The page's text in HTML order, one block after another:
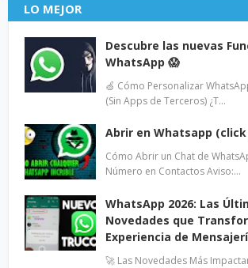
LO MEJOR
Descubre las nuevas
WhatsApp 😱
🍏 Cómo Personalizar
(Sin Apps de Terceros) ¿T…
Abrir en Whatsapp
Cómo Abrir un Chat de
Número en Contactos Aviso:…
WhatsApp 2026: Las
Novedades que
Experiencia de
🚀 Las Novedades Más